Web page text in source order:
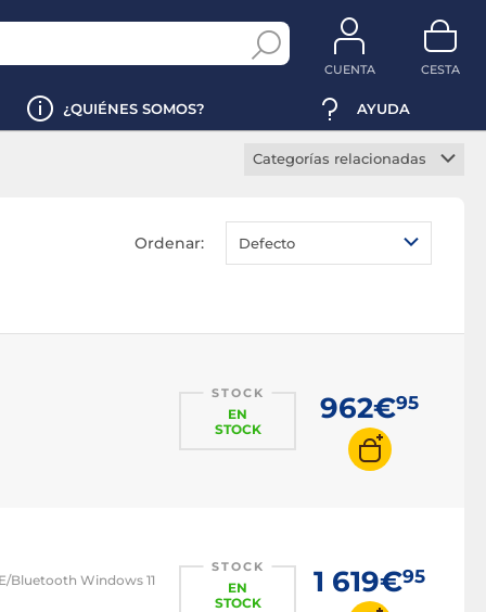
CUENTA CESTA
¿QUIÉNES SOMOS? AYUDA
Categorías relacionadas
PC streaming
Mini PC
PC VR Ready
PC i3
PC Ryzen 5
PC Ryzen 7
Ordenar: Defecto
STOCK
EN
STOCK
962€95
Bluetooth Windows 11
STOCK
EN
STOCK
1 619€95